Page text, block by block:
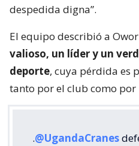
despedida digna”.
El equipo describió a
valioso, un líder y un
deporte, cuya pérdida es
tanto por el club como por
.@UgandaCranes